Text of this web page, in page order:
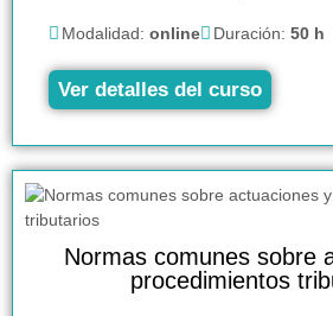
Modalidad: online Duración: 50 h
Ver detalles del curso
Normas comunes sobre
procedimientos